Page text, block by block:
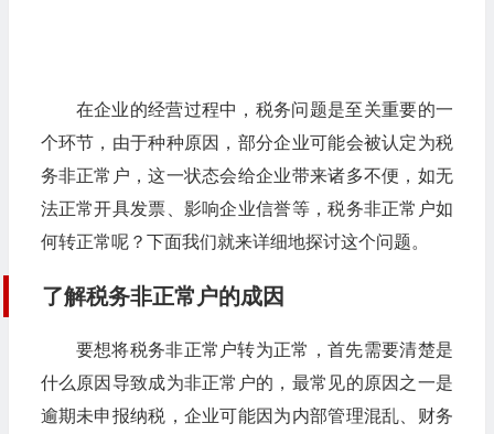
在企业的经营过程中，税务问题是至关重要的一
个环节，由于种种原因，部分企业可能会被认定为税
务非正常户，这一状态会给企业带来诸多不便，如无
法正常开具发票、影响企业信誉等，税务非正常户如
何转正常呢？下面我们就来详细地探讨这个问题。
了解税务非正常户的成因
要想将税务非正常户转为正常，首先需要清楚是
什么原因导致成为非正常户的，最常见的原因之一是
逾期未申报纳税，企业可能因为内部管理混乱、财务